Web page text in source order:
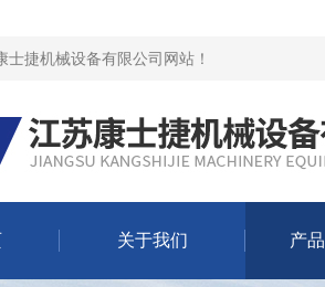
士捷机械设备有限公司网站 ！
关于我们 产